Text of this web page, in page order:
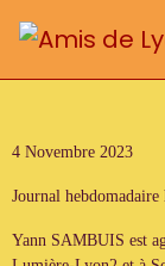
4 Novembre 2023
Journal
Yann SAMBUIS est